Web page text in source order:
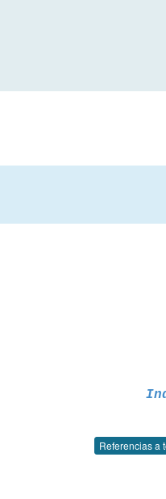
Referencias a